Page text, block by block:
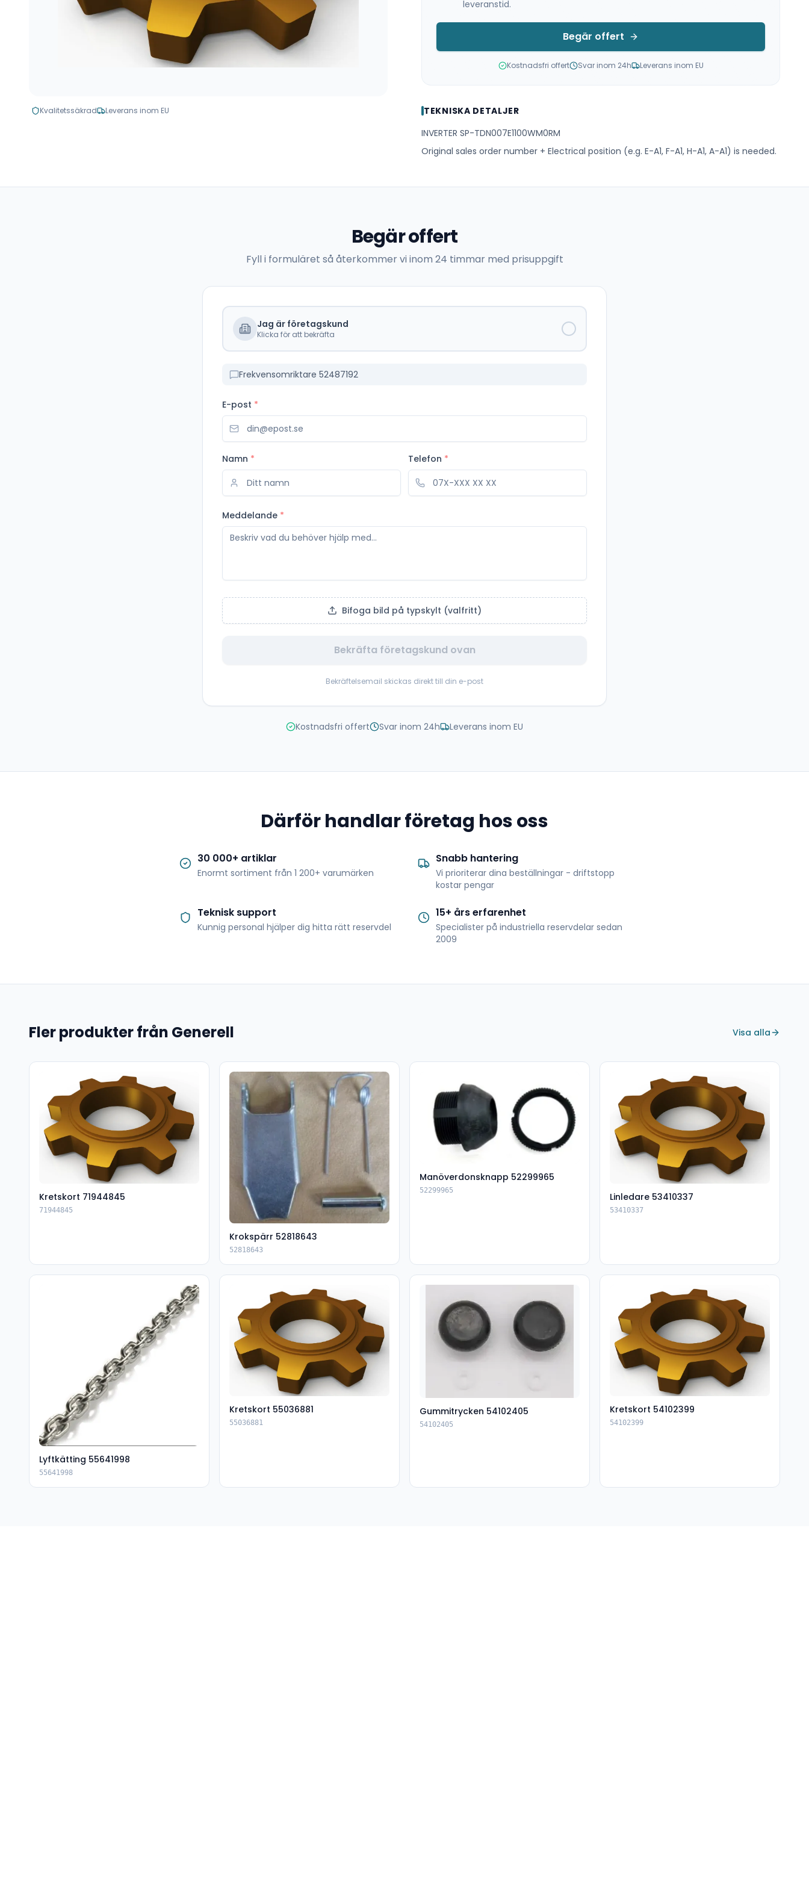
Kvalitetssäkrad Leverans inom EU
leveranstid.
Begär offert
Kostnadsfri offert Svar inom 24h Leverans inom EU
TEKNISKA DETALJER
INVERTER SP-TDN007E1100WM0RM
Original sales order number + Electrical position (e.g. E-A1, F-A1, H-A1, A-A1) is needed.
Begär offert
Fyll i formuläret så återkommer vi inom 24 timmar med prisuppgift
Jag är företagskund
Klicka för att bekräfta
Frekvensomriktare 52487192
E-post *
Namn * Telefon *
Meddelande *
Bifoga bild på typskylt (valfritt)
Bekräfta företagskund ovan
Bekräftelsemail skickas direkt till din e-post
Kostnadsfri offert Svar inom 24h Leverans inom EU
Därför handlar företag hos oss
30 000+ artiklar
Enormt sortiment från 1 200+ varumärken
Snabb hantering
Vi prioriterar dina beställningar - driftstopp
kostar pengar
Teknisk support
Kunnig personal hjälper dig hitta rätt reservdel
15+ års erfarenhet
Specialister på industriella reservdelar sedan
2009
Fler produkter från Generell Visa alla
Kretskort 71944845
71944845
Krokspärr 52818643
52818643
Manöverdonsknapp 52299965
52299965
Linledare 53410337
53410337
Lyftkätting 55641998
55641998
Kretskort 55036881
55036881
Gummitrycken 54102405
54102405
Kretskort 54102399
54102399